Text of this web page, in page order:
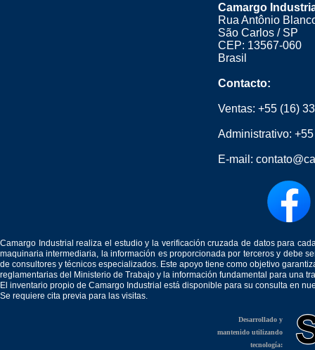
Camargo
Rua Antônio
São Carlos / SP
CEP: 13567-060
Brasil
Contacto:
Ventas: +55 (16)
Administrativo:
E-mail:
Camargo Industrial realiza el estudio y la verificación cruzada de datos para
maquinaria intermediaria, la información es proporcionada por terceros y debe
de consultores y técnicos especializados. Este apoyo tiene como objetivo
reglamentarias del Ministerio de Trabajo y la información fundamental para una
El inventario propio de Camargo Industrial está disponible para su consulta en
Se requiere cita previa para las visitas.
Desarrollado y
mantenido utilizando
tecnología: